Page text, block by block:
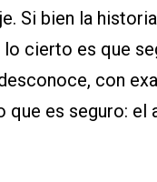
Si bien la
cierto es que
con
que es seguro: